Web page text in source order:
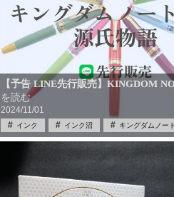
【予告 LINE先行販売】KINGDOM
を読む
2024/11/01
インク インク沼 キングダムノー
万年筆 中古 源氏物語 筆